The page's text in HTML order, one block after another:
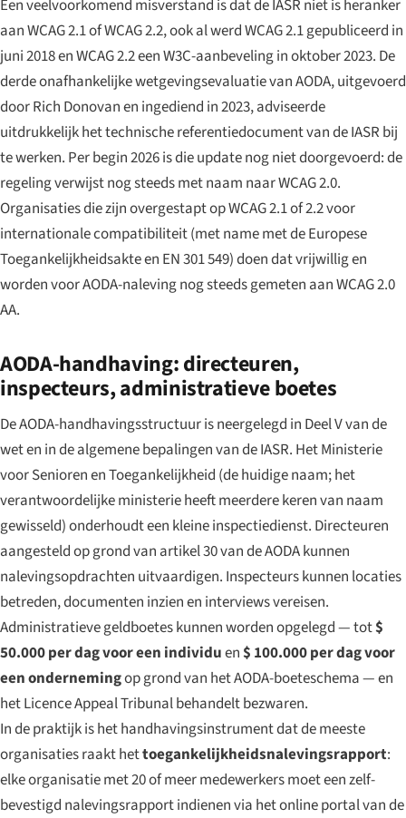
Een veelvoorkomend misverstand is dat de IASR niet is heranker
aan WCAG 2.1 of WCAG 2.2, ook al werd WCAG 2.1 gepubliceerd in
juni 2018 en WCAG 2.2 een W3C-aanbeveling in oktober 2023. De
derde onafhankelijke wetgevingsevaluatie van AODA, uitgevoerd
door Rich Donovan en ingediend in 2023, adviseerde
uitdrukkelijk het technische referentiedocument van de IASR bij
te werken. Per begin 2026 is die update nog niet doorgevoerd: de
regeling verwijst nog steeds met naam naar WCAG 2.0.
Organisaties die zijn overgestapt op WCAG 2.1 of 2.2 voor
internationale compatibiliteit (met name met de Europese
Toegankelijkheidsakte en EN 301 549) doen dat vrijwillig en
worden voor AODA-naleving nog steeds gemeten aan WCAG 2.0
AA.
AODA-handhaving: directeuren,
inspecteurs, administratieve boetes
De AODA-handhavingsstructuur is neergelegd in Deel V van de
wet en in de algemene bepalingen van de IASR. Het Ministerie
voor Senioren en Toegankelijkheid (de huidige naam; het
verantwoordelijke ministerie heeft meerdere keren van naam
gewisseld) onderhoudt een kleine inspectiedienst. Directeuren
aangesteld op grond van artikel 30 van de AODA kunnen
nalevingsopdrachten uitvaardigen. Inspecteurs kunnen locaties
betreden, documenten inzien en interviews vereisen.
Administratieve geldboetes kunnen worden opgelegd — tot$
50.000 per dag voor een individuen$ 100.000 per dag voor
een ondernemingop grond van het AODA-boeteschema — en
het Licence Appeal Tribunal behandelt bezwaren.
In de praktijk is het handhavingsinstrument dat de meeste
organisaties raakt hettoegankelijkheidsnalevingsrapport:
elke organisatie met 20 of meer medewerkers moet een zelf-
bevestigd nalevingsrapport indienen via het online portal van de